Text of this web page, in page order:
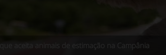
aceita animais de estimação na Campânia